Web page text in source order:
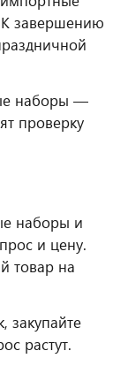
завершению
наборы —
проверку
наборы и
и цену.
товар на
закупайте
растут.